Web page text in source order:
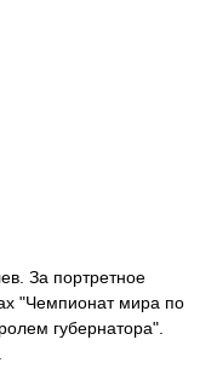
За портретное
"Чемпионат мира по
губернатора".